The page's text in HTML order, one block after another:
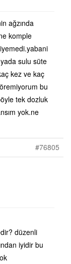
ağzında
komple
sulu süte
kez ve kaç
bu
tek dozluk
yok.ne
#76805
düzenli
iyidir bu